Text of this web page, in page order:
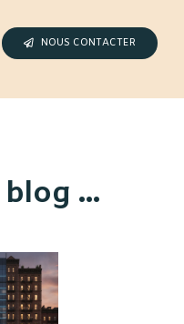
NOUS CONTACTER
...